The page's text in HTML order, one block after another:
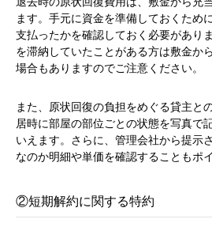
ます。手元に資金を準備しておくため
支払ったかを確認しておく必要があり
を滞納していたことがある方は敷金か
場合もありますのでご注意ください。
また、原状回復の負担をめぐる貸主と
居時に部屋の部位ごとの状態を写真で
いえます。さらに、管理会社から提示
なのか明細や単価を確認することもポ
②短期解約に関する特約